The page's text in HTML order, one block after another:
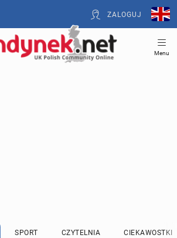
ZALOGUJ
Menu
SPORT CZYTELNIA CIEKAWOSTKI